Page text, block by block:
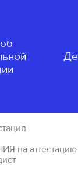
на аттестацию